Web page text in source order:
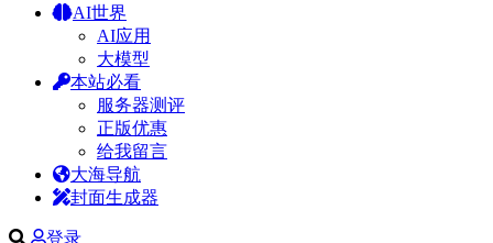
AI世界
AI应用
大模型
本站必看
服务器测评
正版优惠
给我留言
大海导航
封面生成器
登录